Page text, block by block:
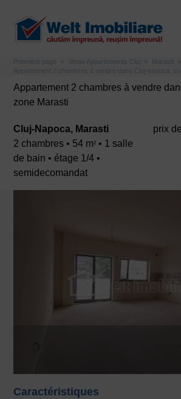
Première page Vente Appartements Cluj Marasti
Appartement 2 chambres à vendre dans Cluj-napoca,
Appartement 2 chambres à vendre
zone Marasti
Cluj-Napoca, Marasti
2 chambres • 54 m2 • 1 salle
de bain • étage 1/4 •
semidecomandat
prix
Caractéristiques